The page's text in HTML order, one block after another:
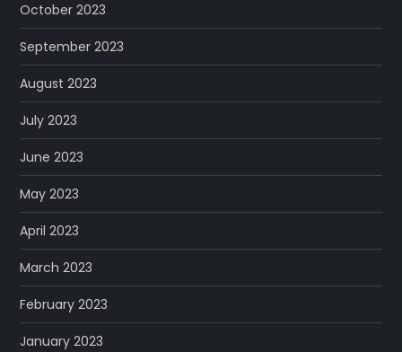
October 2023
September 2023
August 2023
July 2023
June 2023
May 2023
April 2023
March 2023
February 2023
January 2023